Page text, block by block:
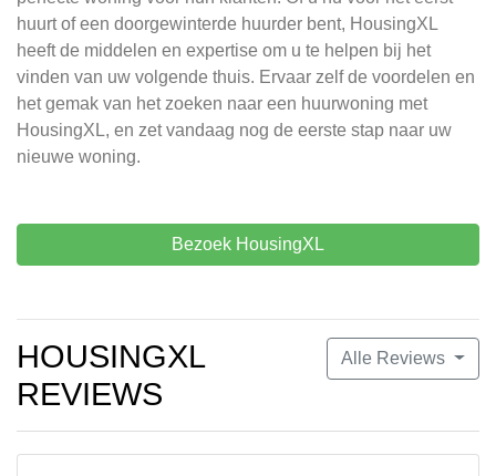
huurt of een doorgewinterde huurder bent, HousingXL
heeft de middelen en expertise om u te helpen bij het
vinden van uw volgende thuis. Ervaar zelf de voordelen en
het gemak van het zoeken naar een huurwoning met
HousingXL, en zet vandaag nog de eerste stap naar uw
nieuwe woning.
Bezoek HousingXL
Alle Reviews
HOUSINGXL
REVIEWS